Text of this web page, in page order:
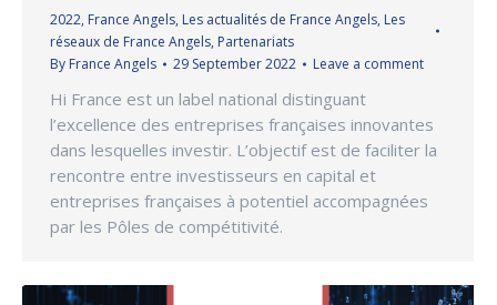
2022, France Angels, Les actualités de France Angels, Les
réseaux de France Angels, Partenariats
By France Angels 29 September 2022 Leave a comment
Hi France est un label national distinguant
l’excellence des entreprises françaises innovantes
dans lesquelles investir. L’objectif est de faciliter la
rencontre entre investisseurs en capital et
entreprises françaises à potentiel accompagnées
par les Pôles de compétitivité.